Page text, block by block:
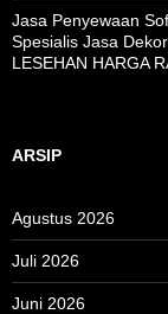
Jasa Penyewaan
Spesialis Jasa
LESEHAN HARGA
ARSIP
Agustus 2026
Juli 2026
Juni 2026